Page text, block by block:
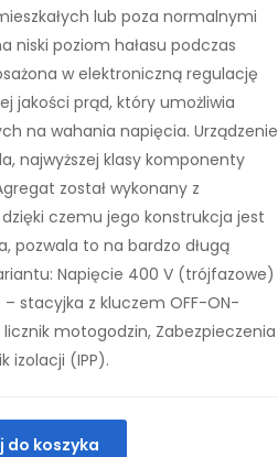
lub poza normalnymi
niski poziom hałasu podczas
w elektroniczną regulację
jakości prąd, który umożliwia
na wahania napięcia. Urządzenie
najwyższej klasy komponenty
został wykonany z
czemu jego konstrukcja jest
pozwala to na bardzo długą
Napięcie 400 V (trójfazowe)
– stacyjka z kluczem OFF-ON-
licznik motogodzin, Zabezpieczenia
izolacji (IPP).
do koszyka